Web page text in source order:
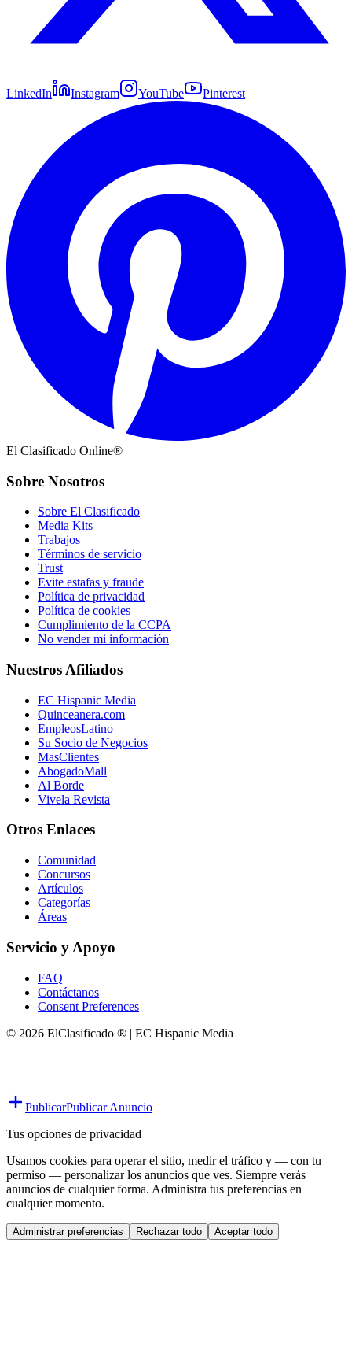
LinkedIn Instagram YouTube Pinterest
El Clasificado Online®
Sobre Nosotros
Sobre El Clasificado
Media Kits
Trabajos
Términos de servicio
Trust
Evite estafas y fraude
Política de privacidad
Política de cookies
Cumplimiento de la CCPA
No vender mi información
Nuestros Afiliados
EC Hispanic Media
Quinceanera.com
EmpleosLatino
Su Socio de Negocios
MasClientes
AbogadoMall
Al Borde
Vivela Revista
Otros Enlaces
Comunidad
Concursos
Artículos
Categorías
Áreas
Servicio y Apoyo
FAQ
Contáctanos
Consent Preferences
© 2026 ElClasificado ® | EC Hispanic Media
PublicarPublicar Anuncio
Tus opciones de privacidad
Usamos cookies para operar el sitio, medir el tráfico y — con tu
permiso — personalizar los anuncios que ves. Siempre verás
anuncios de cualquier forma. Administra tus preferencias en
cualquier momento.
Administrar preferencias Rechazar todo Aceptar todo